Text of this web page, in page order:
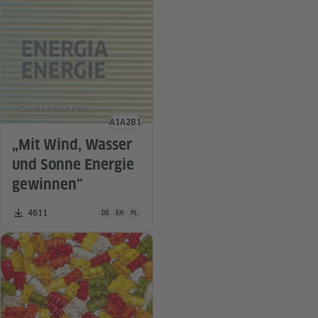
„Mit Wind, Wasser
und Sonne Energie
gewinnen“
Zahl der Downloads:
4611 Unterrichtsmaterial ist in folgenden Sprachen verfügbar
DE EN PL
© Goethe-Institut Polen
Sprachniveau
A1A2 B1